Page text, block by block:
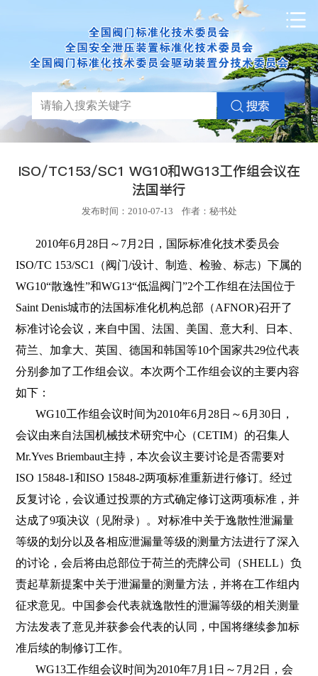
ISO/TC153/SC1 WG10和WG13工作组会议在
法国举行
发布时间：2010-07-13 作者：秘书处
2010年6月 28日 ～ 7月 2 日
，国际标准化技术委员会
ISO/TC 153/SC1
（阀门/设计、制造、检验、标志）下属的
WG10“散逸性”和WG13“低温阀门”2个工作组在法国位于
Saint Denis城市的法国标准化机构总部（AFNOR)召开了
标准讨论会议，来自中国、法国、美国、意大利、日本、
荷兰、加拿大、英国、德国和韩国等10个国家共29位代表
分别参加了工作组会议。本次两个工作组会议的主要内容
如下：
WG10工作组会议时间为2010年6月 28日 ～6月30日
，
会议由来自法国机械技术研究中心（CETIM）的召集人
Mr.Yves Briembaut主持，本次会议主要讨论是否需要对
ISO 15848-1和ISO 15848-2两项标准重新进行修订。经过
反复讨论，会议通过投票的方式确定修订这两项标准，并
达成了9项决议（见附录）。对标准中关于逸散性泄漏量
等级的划分以及各相应泄漏量等级的测量方法进行了深入
的讨论，会后将由总部位于荷兰的壳牌公司（SHELL）负
责起草新提案中关于泄漏量的测量方法，并将在工作组内
征求意见。中国参会代表就逸散性的泄漏等级的相关测量
方法发表了意见并获参会代表的认同，中国将继续参加标
准后续的制修订工作。
WG13工作组会议时间为2010年7月 1 日 ～ 7月 2 日
，会